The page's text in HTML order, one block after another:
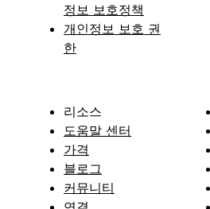
정보 보호정책
개인정보 보호 권
한
리소스
도움말 센터
가격
블로그
커뮤니티